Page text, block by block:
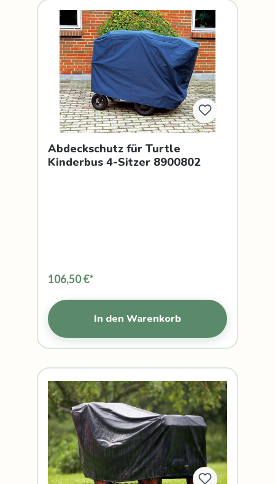
Abdeckschutz für Turtle
Kinderbus 4-Sitzer 8900802
106,50 €*
In den Warenkorb